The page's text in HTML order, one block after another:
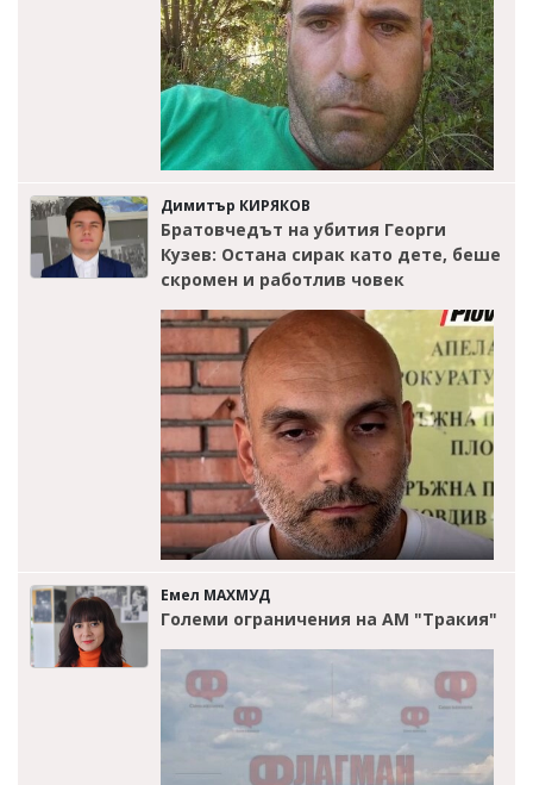
Димитър КИРЯКОВ
Братовчедът на убития Георги
Кузев: Остана сирак като дете, беше
скромен и работлив човек
Емел МАХМУД
Големи ограничения на АМ "Тракия"